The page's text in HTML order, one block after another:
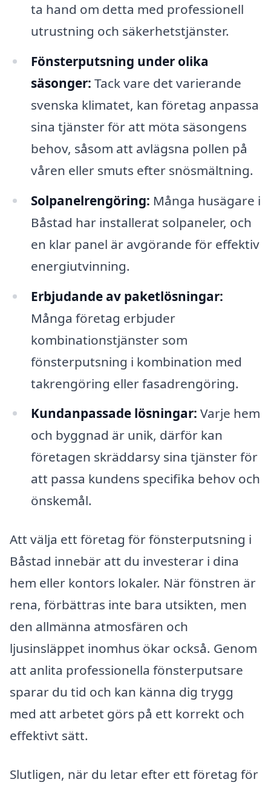
ta hand om detta med professionell
utrustning och säkerhetstjänster.
Fönsterputsning under olika
säsonger: Tack vare det varierande
svenska klimatet, kan företag anpassa
sina tjänster för att möta säsongens
behov, såsom att avlägsna pollen på
våren eller smuts efter snösmältning.
Solpanelrengöring: Många husägare i
Båstad har installerat solpaneler, och
en klar panel är avgörande för effektiv
energiutvinning.
Erbjudande av paketlösningar:
Många företag erbjuder
kombinationstjänster som
fönsterputsning i kombination med
takrengöring eller fasadrengöring.
Kundanpassade lösningar: Varje hem
och byggnad är unik, därför kan
företagen skräddarsy sina tjänster för
att passa kundens specifika behov och
önskemål.
Att välja ett företag för fönsterputsning i
Båstad innebär att du investerar i dina
hem eller kontors lokaler. När fönstren är
rena, förbättras inte bara utsikten, men
den allmänna atmosfären och
ljusinsläppet inomhus ökar också. Genom
att anlita professionella fönsterputsare
sparar du tid och kan känna dig trygg
med att arbetet görs på ett korrekt och
effektivt sätt.
Slutligen, när du letar efter ett företag för